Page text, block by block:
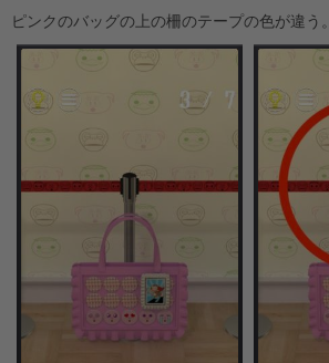
ピンクのバッグの上の柵のテープの色が違う。